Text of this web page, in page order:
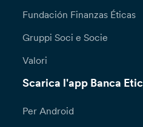
Fundación Finanzas Éticas
Gruppi Soci e Socie
Valori
Scarica l'app Banca
Per Android